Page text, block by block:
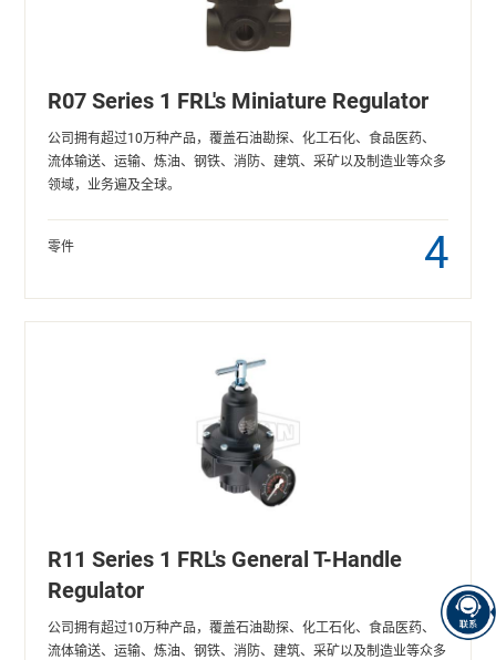
R07 Series 1 FRL's Miniature Regulator
公司拥有超过10万种产品，覆盖石油勘探、化工石化、食品医药、
流体输送、运输、炼油、钢铁、消防、建筑、采矿以及制造业等众多
领域，业务遍及全球。
零件 4
R11 Series 1 FRL's General T-Handle
Regulator
公司拥有超过10万种产品，覆盖石油勘探、化工石化、食品医药、
流体输送、运输、炼油、钢铁、消防、建筑、采矿以及制造业等众多